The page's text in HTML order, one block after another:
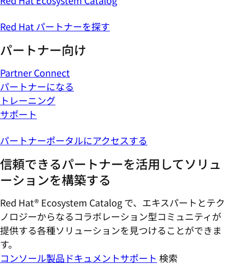
Red Hat パートナーを探す
パートナー向け
Partner Connect
パートナーになる
トレーニング
サポート
パートナーポータルにアクセスする
信頼できるパートナーを活用してソリュ
ーションを構築する
Red Hat® Ecosystem Catalog で、エキスパートとテク
ノロジーからなるコラボレーション型コミ​ュニティが
提供する各種ソリューションを見つけることができま
す。
コンソール製品ドキュメントサポート 検索